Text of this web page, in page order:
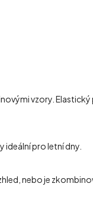
vzory.
ideální pro letní dny.
nebo je